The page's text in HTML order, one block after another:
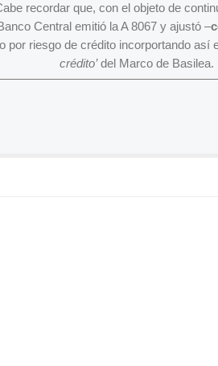
recordar que, con el objeto de
Central emitió la A 8067 y ajustó –
por riesgo de crédito incorportando así
crédito’del Marco de Basilea.